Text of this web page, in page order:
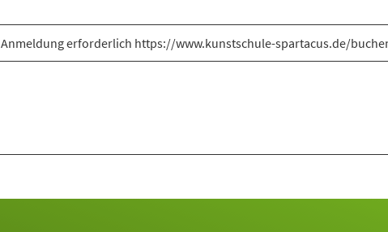
Anmeldung erforderlich https://www.kunstschule-spartacus.de/